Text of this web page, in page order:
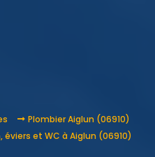
Plombier Aiglun (06910)
et WC à Aiglun (06910)